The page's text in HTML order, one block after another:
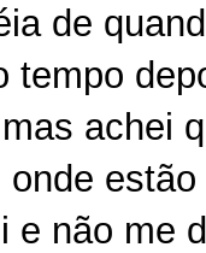
de
tempo
achei
e não me